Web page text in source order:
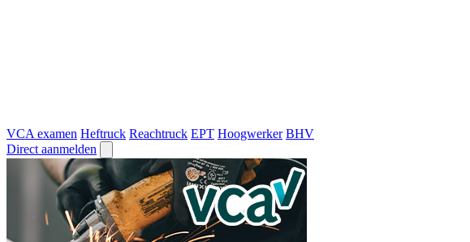
VCA examen Heftruck Reachtruck EPT Hoogwerker BHV
Direct aanmelden